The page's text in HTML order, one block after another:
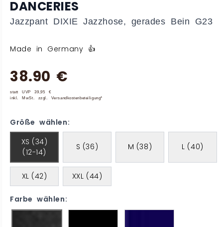
DANCERIES
Jazzpant DIXIE Jazzhose, gerades Bein G23
Made in Germany 👍
38.90 €
statt UVP 39,95 €
inkl. MwSt. zzgl. Versandkostenbeteiligung*
Größe wählen:
XS (34)
(12-14)
S (36) M (38) L (40)
XL (42) XXL (44)
Farbe wählen: